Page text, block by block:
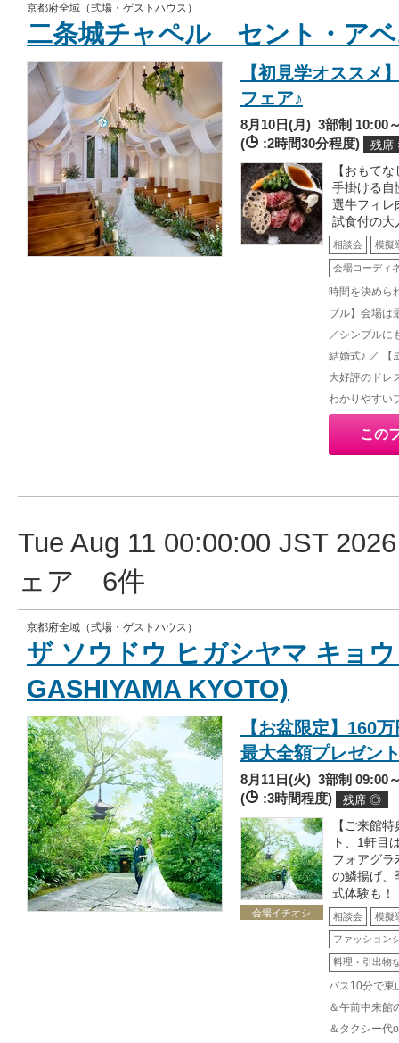
京都府全域（式場・ゲストハウス）
二条城チャペル セント・ア
【初見学オススメ
フェア♪
8月10日(月)3部制 10:00
(
:2時間30分程度) 残席
【おもて
手掛ける自
選牛フィレ
試食付の大
相談会 模擬
会場コーディ
時間を決めら
ブル】会場は
／シンプルに
結婚式♪ ／ 【
大好評のドレ
わかりやすい
この
Tue Aug 11 00:00:00 JST
ェア 6件
京都府全域（式場・ゲストハウス）
ザ ソウドウ ヒガシヤマ キョ
GASHIYAMA KYOTO)
【お盆限定】160
最大全額プレゼン
8月11日(火)3部制 09:00
(
:3時間程度) 残席 ◎
会場イチオシ
【ご来館
ト、1軒目
フォアグラ
の鱗揚げ、
式体験も！
相談会 模擬
ファッション
料理・引出物
バス10分で東
＆午前中来館
＆タクシー代